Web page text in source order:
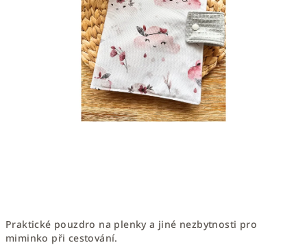
Praktické pouzdro na plenky a jiné nezbytnosti pro
miminko při cestování.